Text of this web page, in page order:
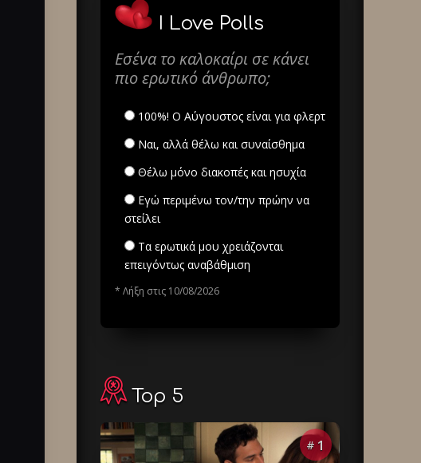
I Love Polls
Εσένα το καλοκαίρι σε κάνει
πιο ερωτικό άνθρωπο;
100%! Ο Αύγουστος είναι για φλερτ
Ναι, αλλά θέλω και συναίσθημα
Θέλω μόνο διακοπές και ησυχία
Εγώ περιμένω τον/την πρώην να
στείλει
Τα ερωτικά μου χρειάζονται
επειγόντως αναβάθμιση
* Λήξη στις 10/08/2026
Top 5
# 1